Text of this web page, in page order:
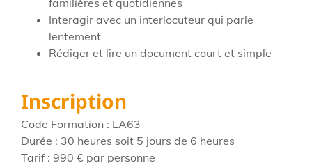
Interagir avec un interlocuteur qui parle
lentement
Rédiger et lire un document court et simple
Inscription
Code Formation : LA63
Durée : 30 heures soit 5 jours de 6 heures
Tarif : 990 € par personne